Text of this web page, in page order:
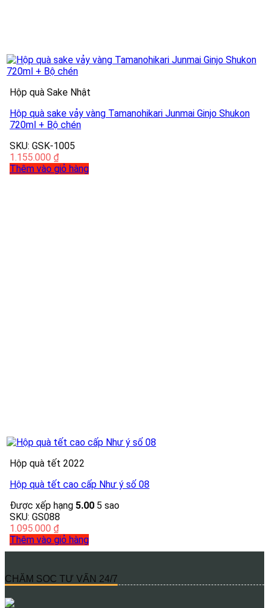
Hộp quà Sake Nhật
Hộp quà sake vảy vàng Tamanohikari Junmai Ginjo Shukon
720ml + Bộ chén
SKU: GSK-1005
1.155.000 ₫
Thêm vào giỏ hàng
Hộp quà tết 2022
Hộp quà tết cao cấp Như ý số 08
Được xếp hạng 5.00 5 sao
SKU: GS088
1.095.000 ₫
Thêm vào giỏ hàng
CHĂM SOC TƯ VẤN 24/7